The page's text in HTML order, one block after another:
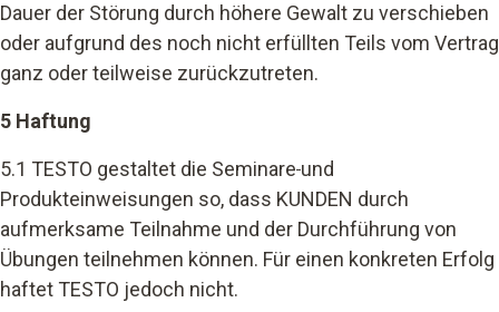
Dauer der Störung durch höhere Gewalt zu verschieben
oder aufgrund des noch nicht erfüllten Teils vom Vertrag
ganz oder teilweise zurückzutreten.
5 Haftung
5.1 TESTO gestaltet die Seminare und
Produkteinweisungen so, dass KUNDEN durch
aufmerksame Teilnahme und der Durchführung von
Übungen teilnehmen können. Für einen konkreten Erfolg
haftet TESTO jedoch nicht.